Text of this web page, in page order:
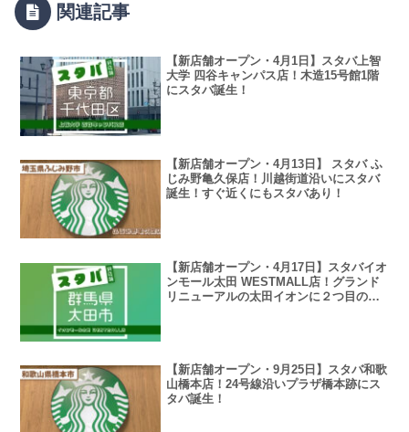
関連記事
【新店舗オープン・4月1日】スタバ上智
大学 四谷キャンパス店！木造15号館1階
にスタバ誕生！
【新店舗オープン・4月13日】 スタバ ふ
じみ野亀久保店！川越街道沿いにスタバ
誕生！すぐ近くにもスタバあり！
【新店舗オープン・4月17日】スタバイオ
ンモール太田 WESTMALL店！グランド
リニューアルの太田イオンに２つ目のス
【新店舗オープン・9月25日】スタバ和歌
山橋本店！24号線沿いプラザ橋本跡にス
タバ誕生！